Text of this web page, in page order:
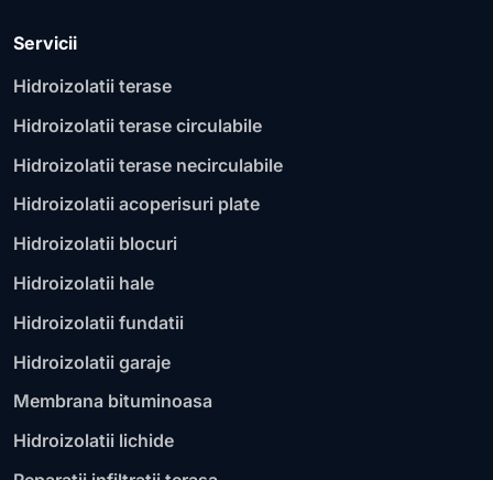
Servicii
Hidroizolatii terase
Hidroizolatii terase circulabile
Hidroizolatii terase necirculabile
Hidroizolatii acoperisuri plate
Hidroizolatii blocuri
Hidroizolatii hale
Hidroizolatii fundatii
Hidroizolatii garaje
Membrana bituminoasa
Hidroizolatii lichide